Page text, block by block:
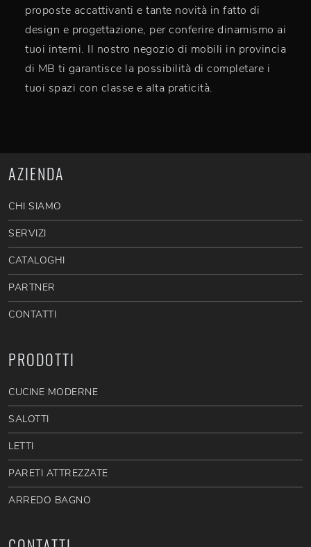
proposte accattivanti e tante novità in fatto di
design e progettazione, per conferire dinamismo ai
tuoi interni. Il nostro negozio di mobili in provincia
di MB ti garantisce la possibilità di completare i
tuoi spazi con classe e alta praticità.
AZIENDA
CHI SIAMO
SERVIZI
CATALOGHI
PARTNER
CONTATTI
PRODOTTI
CUCINE MODERNE
SALOTTI
LETTI
PARETI ATTREZZATE
ARREDO BAGNO